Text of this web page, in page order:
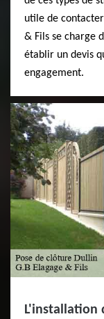
utile de
& Fils se charge
établir un devis
engagement.
L'installation